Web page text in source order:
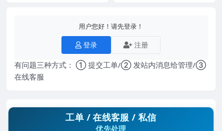
用户您好！请先登录！
登录 注册
有问题三种方式： ① 提交工单/② 发站内消息给管理/③
在线客服
工单 / 在线客服 / 私信
优先处理